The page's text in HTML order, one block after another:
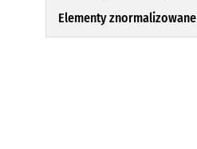
Elementy znormalizowane